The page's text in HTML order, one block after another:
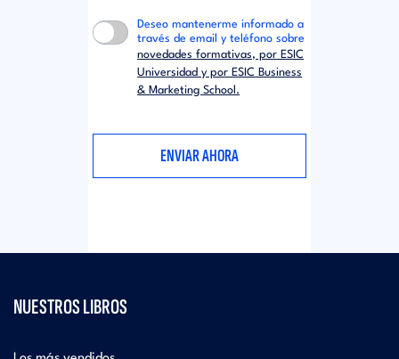
Deseo mantenerme informado a
través de email y teléfono sobre
novedades formativas, por ESIC
Universidad y por ESIC Business
& Marketing School.
NUESTROS LIBROS